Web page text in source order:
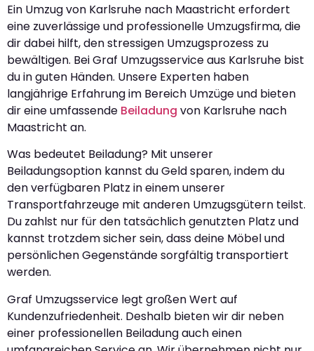
Ein Umzug von Karlsruhe nach Maastricht erfordert
eine zuverlässige und professionelle Umzugsfirma, die
dir dabei hilft, den stressigen Umzugsprozess zu
bewältigen. Bei Graf Umzugsservice aus Karlsruhe bist
du in guten Händen. Unsere Experten haben
langjährige Erfahrung im Bereich Umzüge und bieten
dir eine umfassende Beiladung von Karlsruhe nach
Maastricht an.
Was bedeutet Beiladung? Mit unserer
Beiladungsoption kannst du Geld sparen, indem du
den verfügbaren Platz in einem unserer
Transportfahrzeuge mit anderen Umzugsgütern teilst.
Du zahlst nur für den tatsächlich genutzten Platz und
kannst trotzdem sicher sein, dass deine Möbel und
persönlichen Gegenstände sorgfältig transportiert
werden.
Graf Umzugsservice legt großen Wert auf
Kundenzufriedenheit. Deshalb bieten wir dir neben
einer professionellen Beiladung auch einen